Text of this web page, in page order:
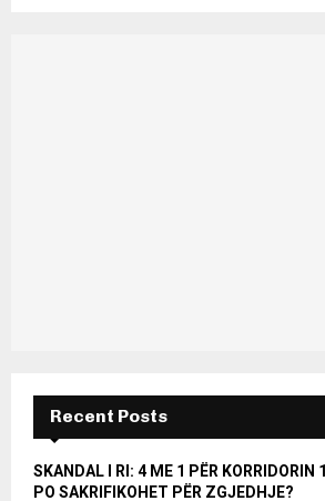
Recent Posts
SKANDAL I RI: 4 ME 1 PËR KORRIDORIN
PO SAKRIFIKOHET PËR ZGJEDHJE?